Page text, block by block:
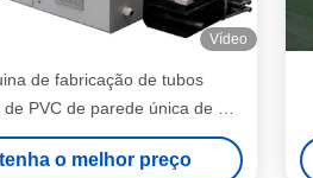
Vídeo
de fabricação de tubos
PVC de parede única de 16-
extrusora de parafuso duplo
cônico HYZS51/110
o melhor preço